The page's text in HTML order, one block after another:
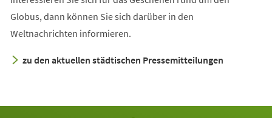
Globus, dann können Sie sich darüber in den
Weltnachrichten informieren.
zu den aktuellen städtischen Pressemitteilungen